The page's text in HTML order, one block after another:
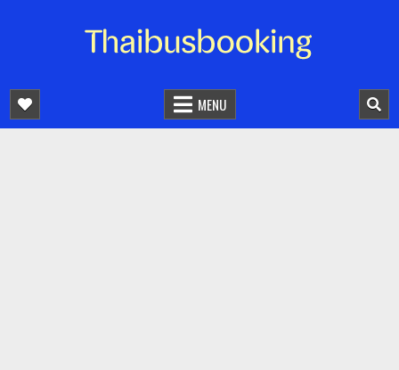
จองตั๋วรถออนไลน์ 24 ชั่วโมง
MENU